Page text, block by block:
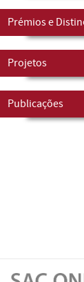
Prémios e
Projetos
Publicações